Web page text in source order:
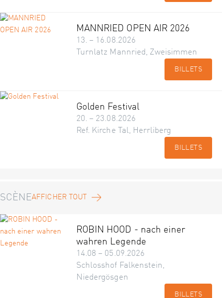
MANNRIED OPEN AIR 2026
13. – 16.08.2026
Turnlatz Mannried, Zweisimmen
BILLETS
Golden Festival
20. – 23.08.2026
Ref. Kirche Tal, Herrliberg
BILLETS
SCÈNEAFFICHER TOUT
ROBIN HOOD - nach einer
wahren Legende
14.08 – 05.09.2026
Schlosshof Falkenstein,
Niedergösgen
BILLETS